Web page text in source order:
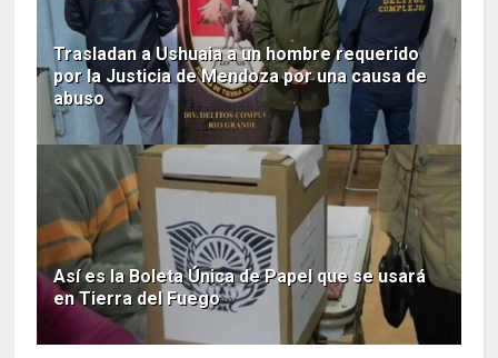
Trasladan a Ushuaia a un hombre requerido
por la Justicia de Mendoza por una causa de
abuso
Así es la Boleta Única de Papel que se usará
en Tierra del Fuego